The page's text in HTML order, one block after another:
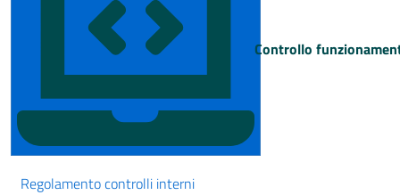
Controllo
Regolamento controlli interni